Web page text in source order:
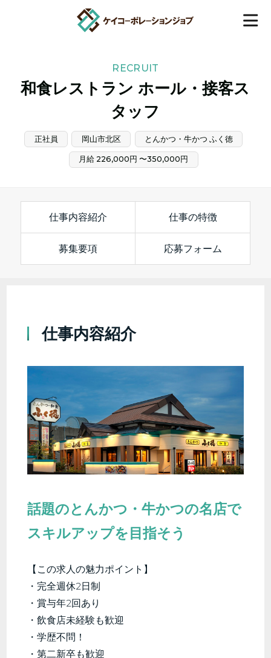
RECRUIT
和食レストラン ホール・接客ス
タッフ
正社員 岡山市北区 とんかつ・牛かつ ふく徳
月給 226,000円 〜350,000円
仕事内容紹介 仕事の特徴
募集要項 応募フォーム
仕事内容紹介
話題のとんかつ・牛かつの名店で
スキルアップを目指そう
【この求人の魅力ポイント】
・完全週休2日制
・賞与年2回あり
・飲食店未経験も歓迎
・学歴不問！
・第二新卒も歓迎